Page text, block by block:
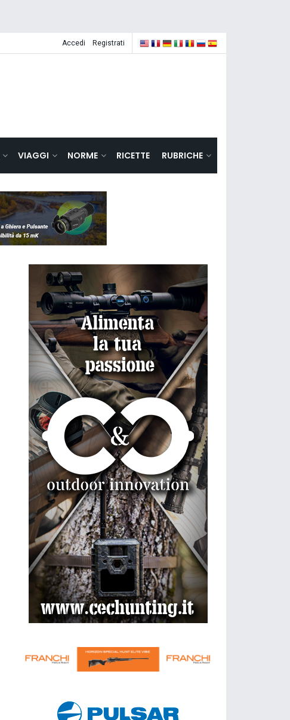
Accedi Registrati
VIAGGI NORME RICETTE RUBRICHE